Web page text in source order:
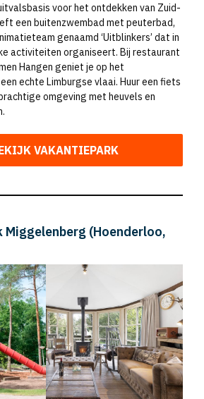
voor het ontdekken van Zuid-
een buitenzwembad met peuterbad,
genaamd ‘Uitblinkers’ dat in
activiteiten organiseert. Bij restaurant
Hangen geniet je op het
echte Limburgse vlaai. Huur een fiets
omgeving met heuvels en
VAKANTIEPARK
Miggelenberg (Hoenderloo,